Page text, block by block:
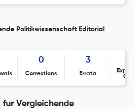
Politikwissenschaft Editorial
0
Corrections
3
Errata
fur Vergleichende